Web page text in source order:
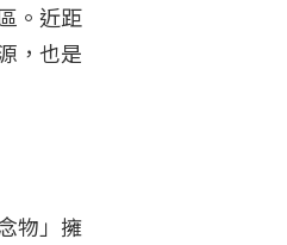
。近距
，也是
物」擁